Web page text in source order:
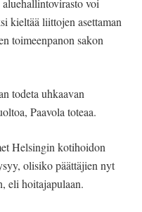
kieltää liittojen asettaman
toimeenpanon sakon
todeta uhkaavan
Paavola toteaa.
Helsingin kotihoidon
olisiko päättäjien nyt
eli hoitajapulaan.